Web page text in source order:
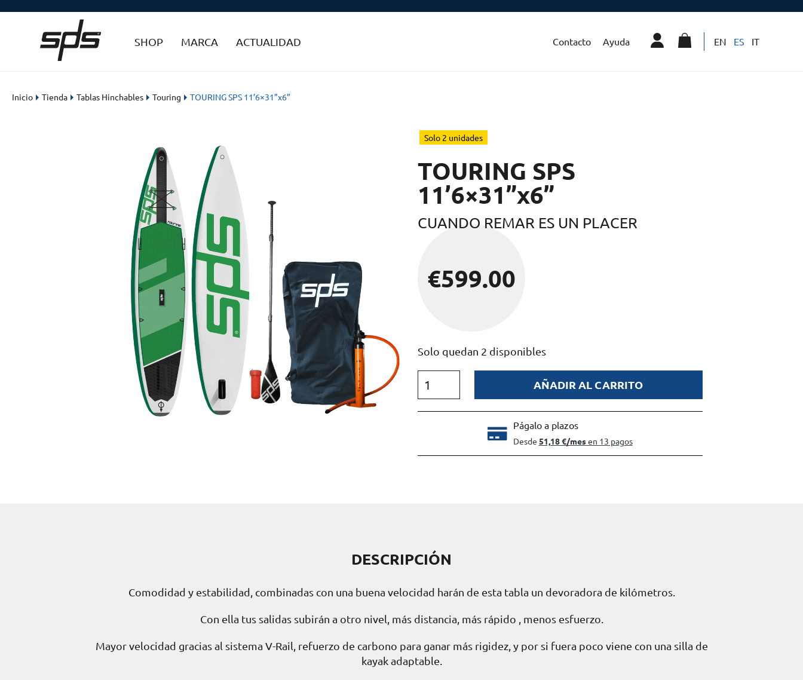
SHOP MARCA ACTUALIDAD Contacto Ayuda EN ES IT
Inicio Tienda Tablas Hinchables Touring TOURING SPS 11’6×31”x6”
Solo 2 unidades
TOURING SPS
11’6×31”x6”
CUANDO REMAR ES UN PLACER
€599.00
Solo quedan 2 disponibles
AÑADIR AL CARRITO
Págalo a plazos
DESCRIPCIÓN
Comodidad y estabilidad, combinadas con una buena velocidad harán de esta tabla un devoradora de kilómetros.
Con ella tus salidas subirán a otro nivel, más distancia, más rápido , menos esfuerzo.
Mayor velocidad gracias al sistema V-Rail, refuerzo de carbono para ganar más rigidez, y por si fuera poco viene con una silla de
kayak adaptable.